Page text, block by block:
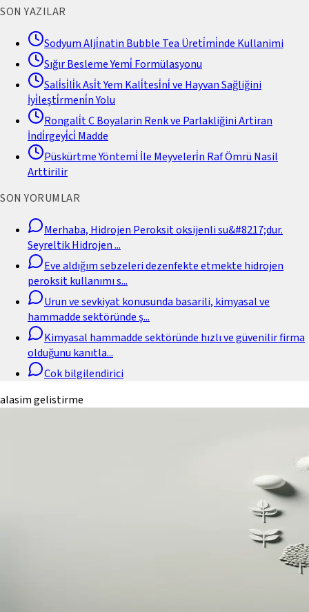
SON YAZILAR
Sodyum Alji̇natin Bubble Tea Üreti̇mi̇nde Kullanimi
Sığır Besleme Yemi̇ Formülasyonu
Sali̇si̇li̇k Asi̇t Yem Kali̇tesi̇ni̇ ve Hayvan Sağliğini
İyi̇leşti̇rmeni̇n Yolu
Rongali̇t C Boyalarin Renk ve Parlakliğini Artiran
İndi̇rgeyi̇ci̇ Madde
Püskürtme Yöntemi̇ İle Meyveleri̇n Raf Ömrü Nasil
Arttirilir
SON YORUMLAR
Merhaba, Hidrojen Peroksit oksijenli su&#8217;dur.
Seyreltik Hidrojen...
Eve aldığım sebzeleri dezenfekte etmekte hidrojen
peroksit kullanımı s...
Urun ve sevkiyat konusunda basarili, kimyasal ve
hammadde sektöründe ş...
Kimyasal hammadde sektöründe hızlı ve güvenilir firma
olduğunu kanıtla...
Cok bilgilendirici
alasim gelistirme